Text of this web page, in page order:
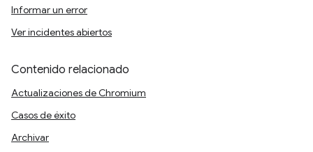
Informar un error
Ver incidentes abiertos
Contenido relacionado
Actualizaciones de Chromium
Casos de éxito
Archivar